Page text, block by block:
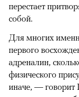
перестает
собой.
Для многих
первого
адреналин,
физического
иначе, —